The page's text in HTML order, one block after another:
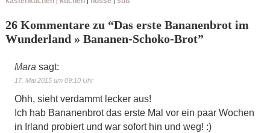
26 Kommentare zu “Das erste Bananenbrot im
Wunderland » Bananen-Schoko-Brot”
Mara sagt:
17. Mai 2015 um 09:10 Uhr
Ohh, sieht verdammt lecker aus!
Ich hab Bananenbrot das erste Mal vor ein paar Wochen
in Irland probiert und war sofort hin und weg! :)